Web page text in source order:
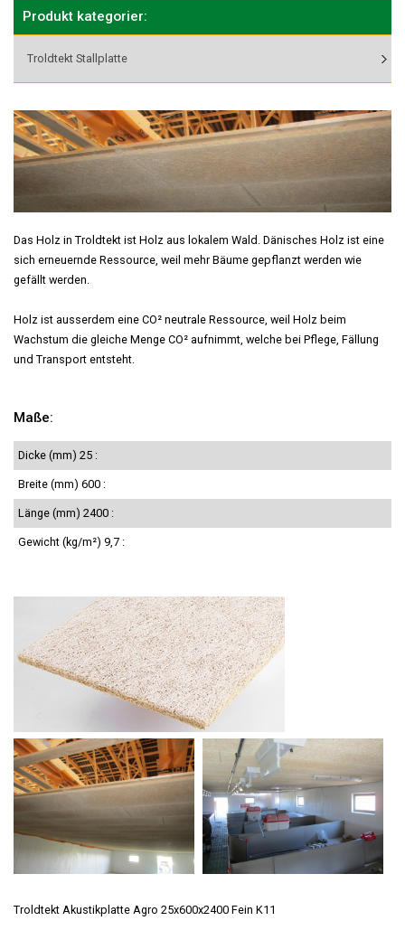
Produkt kategorier:
Troldtekt Stallplatte
Das Holz in Troldtekt ist Holz aus lokalem Wald. Dänisches Holz ist eine
sich erneuernde Ressource, weil mehr Bäume gepflanzt werden wie
gefällt werden.
Holz ist ausserdem eine CO² neutrale Ressource, weil Holz beim
Wachstum die gleiche Menge CO² aufnimmt, welche bei Pflege, Fällung
und Transport entsteht.
Maße:
Dicke (mm) 25 :
Breite (mm) 600 :
Länge (mm) 2400 :
Gewicht (kg/m²) 9,7 :
Troldtekt Akustikplatte Agro 25x600x2400 Fein K11